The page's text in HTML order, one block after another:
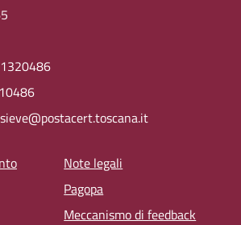
pagina
Note legali
Pagopa
Meccanismo di feedback